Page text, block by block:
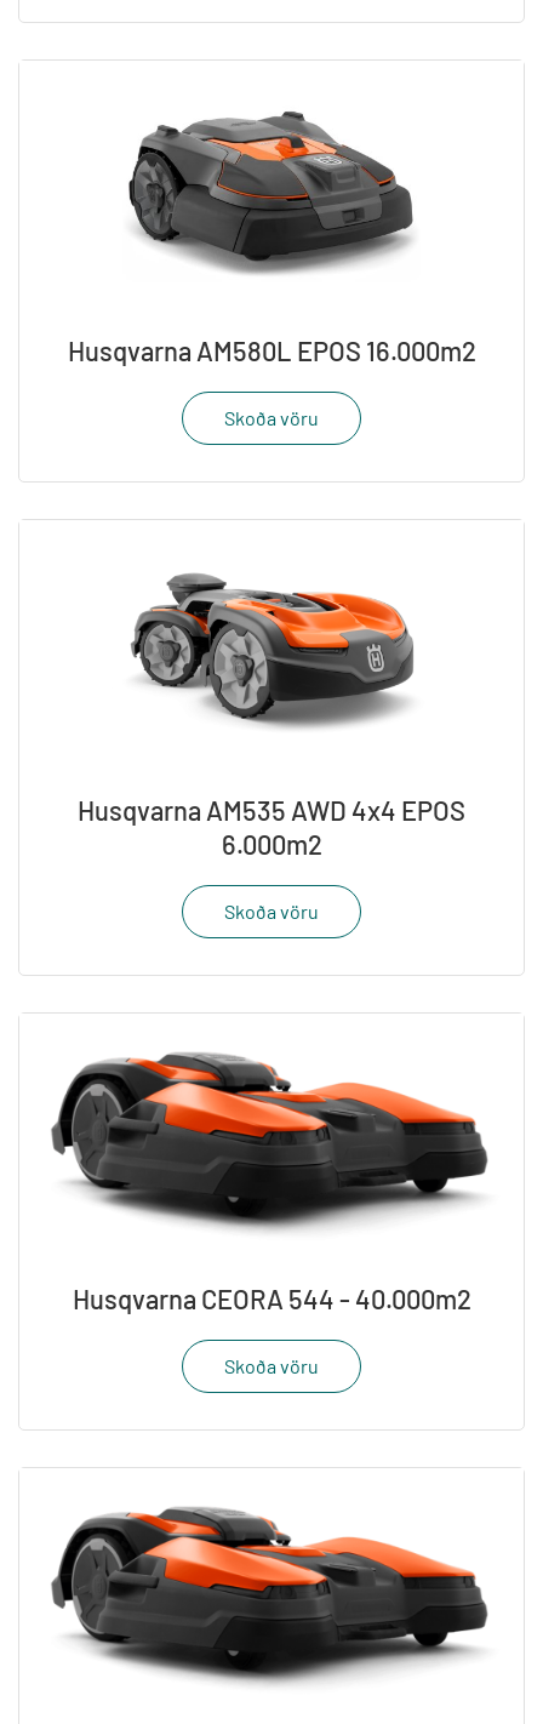
Husqvarna AM580L EPOS 16.000m2
Skoða vöru
Husqvarna AM535 AWD 4x4 EPOS
6.000m2
Skoða vöru
Husqvarna CEORA 544 - 40.000m2
Skoða vöru